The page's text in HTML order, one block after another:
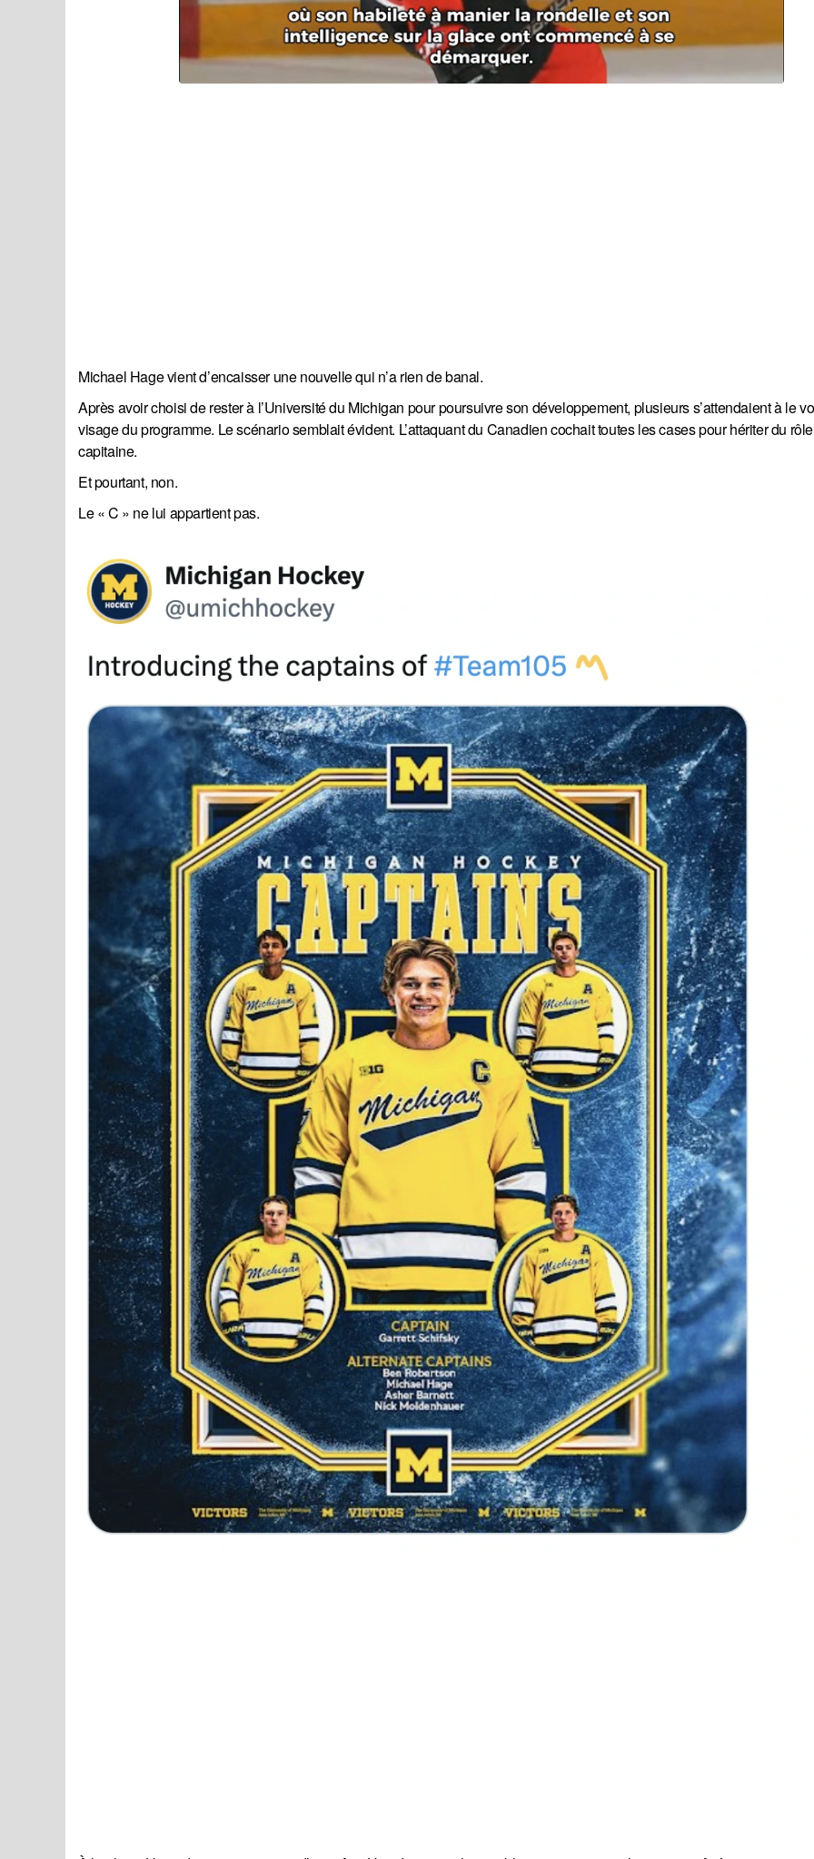
Michael Hage vient d’encaisser une nouvelle qui n’a rien de banal.
Après avoir choisi de rester à l’Université du Michigan pour poursuivre son développement, plusieurs s’attendaient à le
visage du programme. Le scénario semblait évident. L’attaquant du Canadien cochait toutes les cases pour hériter du
capitaine.
Et pourtant, non.
Le « C » ne lui appartient pas.